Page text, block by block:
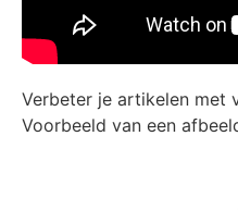
Verbeter je artikelen met
Voorbeeld van een